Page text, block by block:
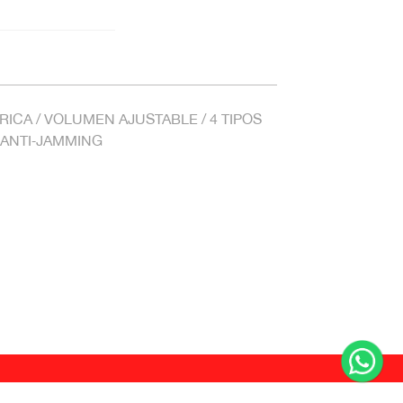
/ VOLUMEN AJUSTABLE / 4 TIPOS